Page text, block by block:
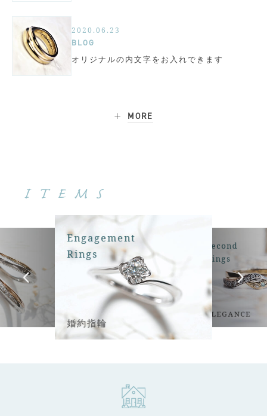
2020.06.23
BLOG
オリジナルの内文字をお入れできます
MORE
ITEMS
Engagement
Rings
婚約指輪
Second
Rings
ELEGANCE